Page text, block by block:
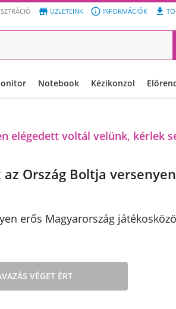

 INFORMÁCIÓK
 ÜZLETEINK
Notebook Kézikonzol
elégedett voltál velünk, kérlek
Ország Boltja
erős Magyarország
VÉGET ÉRT